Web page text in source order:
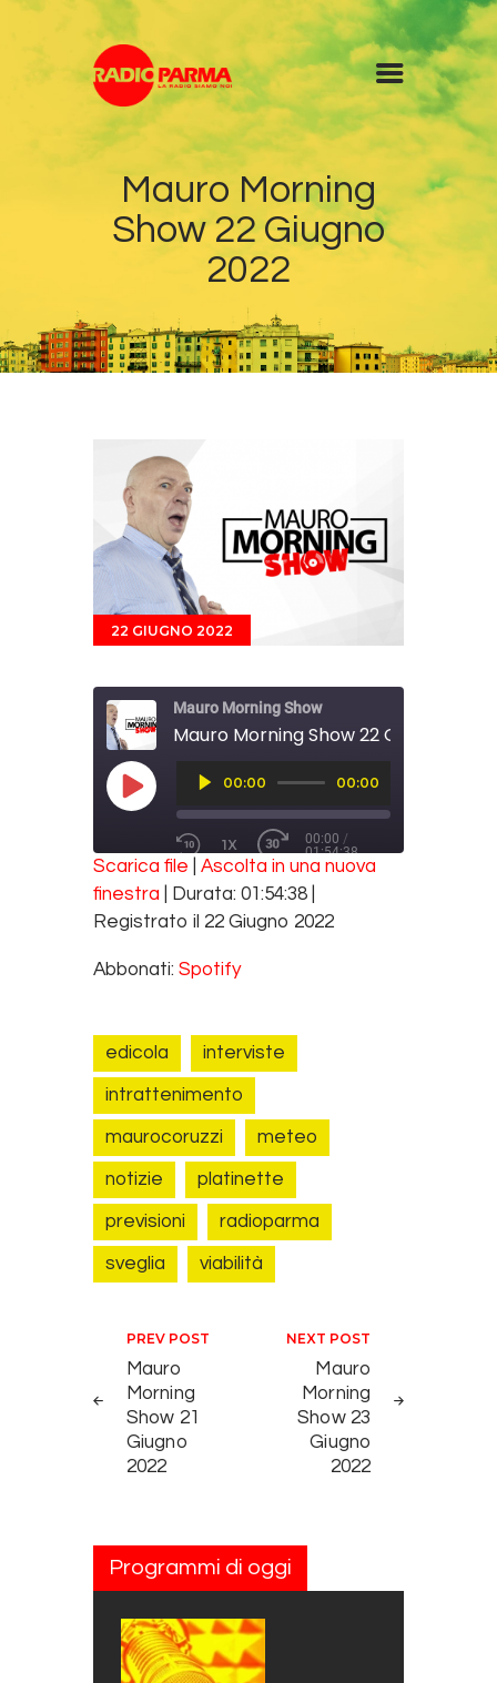
Mauro Morning
Show 22 Giugno
2022
Home
Radio
Diretta
News
Contatti
22 GIUGNO 2022
Mauro Morning Show
Mauro Morning Show 22 Giugno 2022
PLAY EPISODE
Audio
Player00:00 00:00
REWIND 10 SECONDS
1X
FAST FORWARD 30 SECONDS
00:00 /
01:54:38
SUBSCRIBE SHARE
Spotify
RSS FEED
SHARE
Scarica file
Ascolta in una nuova
finestra
Durata: 01:54:38
Registrato il 22 Giugno 2022
Abbonati: Spotify
edicola interviste
intrattenimento
maurocoruzzi meteo
notizie platinette
previsioni radioparma
sveglia viabilità
Navigazione articoli
PREV POST
Mauro
Morning
Show 21
Giugno
2022
NEXT POST
Mauro
Morning
Show 23
Giugno
2022
Programmi di oggi